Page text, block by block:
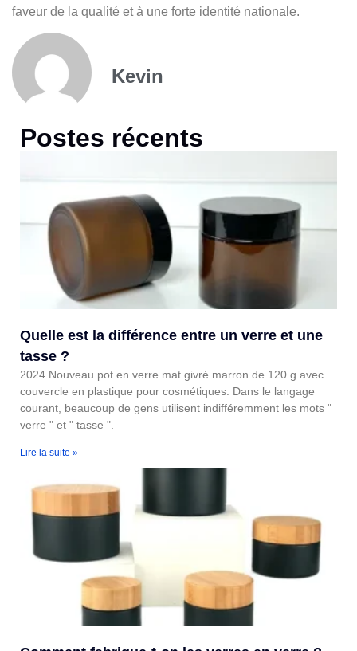
faveur de la qualité et à une forte identité nationale.
Kevin
Postes récents
Quelle est la différence entre un verre et une
tasse ?
2024 Nouveau pot en verre mat givré marron de 120 g avec
couvercle en plastique pour cosmétiques. Dans le langage
courant, beaucoup de gens utilisent indifféremment les mots "
verre " et " tasse ".
Lire la suite »